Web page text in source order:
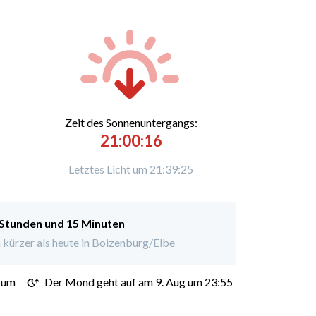
Zeit des Sonnenuntergangs:
21:00:16
Letztes Licht um 21:39:25
und 15 Minuten
als heute in Boizenburg/Elbe
Der Mond geht auf am 9. Aug um 23:55